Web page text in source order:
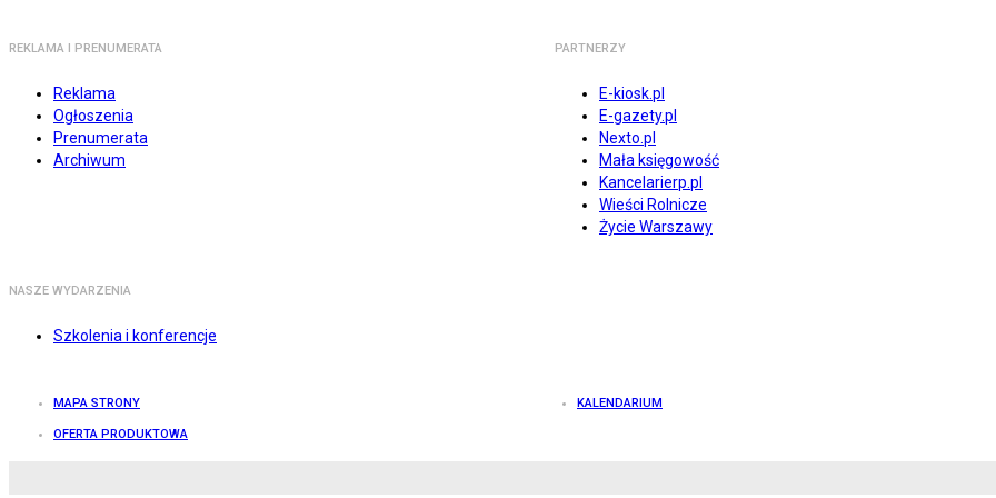
REKLAMA I PRENUMERATA
Reklama
Ogłoszenia
Prenumerata
Archiwum
PARTNERZY
E-kiosk.pl
E-gazety.pl
Nexto.pl
Mała księgowość
Kancelarierp.pl
Wieści Rolnicze
Życie Warszawy
NASZE WYDARZENIA
Szkolenia i konferencje
MAPA STRONY KALENDARIUM
OFERTA PRODUKTOWA